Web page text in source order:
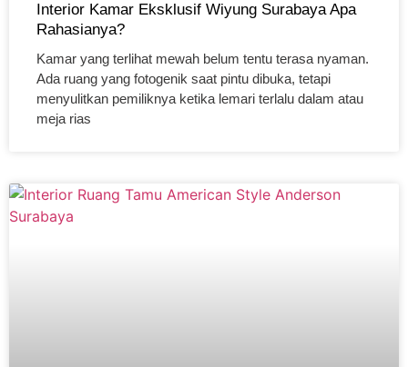
Interior Kamar Eksklusif Wiyung Surabaya Apa
Rahasianya?
Kamar yang terlihat mewah belum tentu terasa nyaman.
Ada ruang yang fotogenik saat pintu dibuka, tetapi
menyulitkan pemiliknya ketika lemari terlalu dalam atau
meja rias